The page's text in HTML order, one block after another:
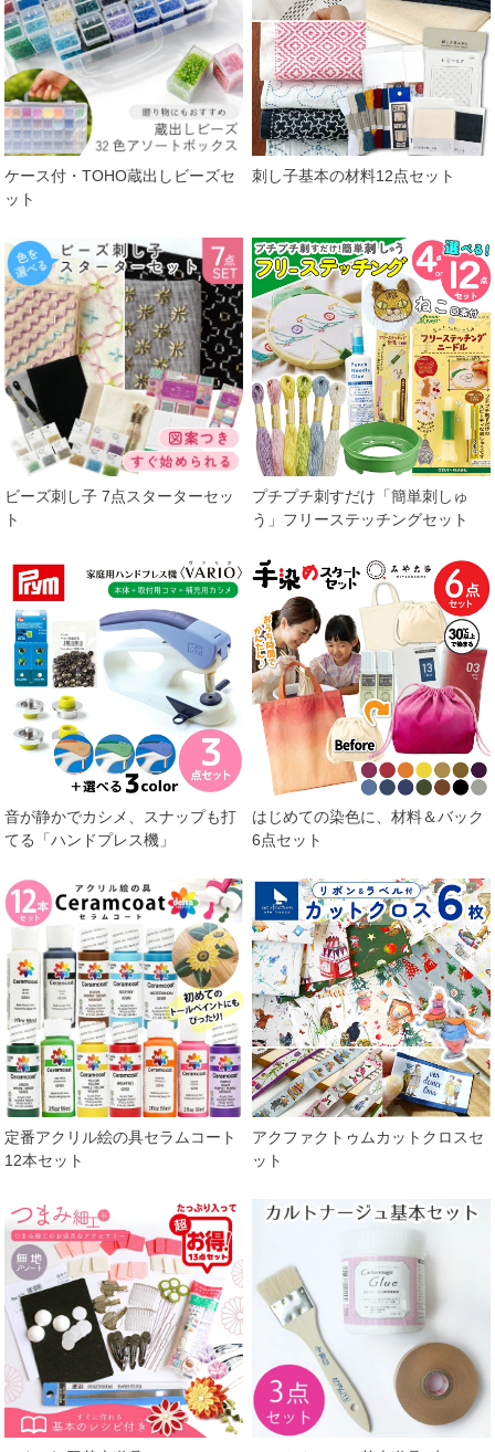
ケース付・TOHO蔵出しビーズセ
ット
刺し子基本の材料12点セット
ビーズ刺し子 7点スターターセッ
ト
プチプチ刺すだけ「簡単刺しゅ
う」フリーステッチングセット
音が静かでカシメ、スナップも打
てる「ハンドプレス機」
はじめての染色に、材料＆バック
6点セット
定番アクリル絵の具セラムコート
12本セット
アクファクトゥムカットクロスセ
ット